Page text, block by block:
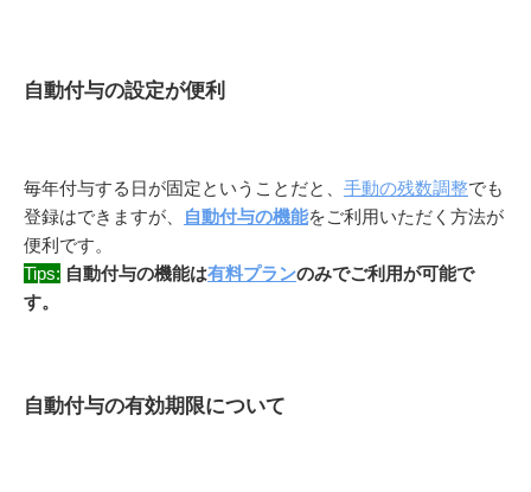
自動付与の設定が便利
毎年付与する日が固定ということだと、 手動の残数調整でも
登録はできますが、
自動付与の機能をご利用いただく方法が
便利です。
Tips: 自動付与の機能は有料プランのみでご利用が可能で
す。
自動付与の有効期限について